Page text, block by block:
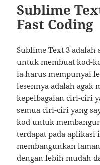
Sublime
Fast Coding
Sublime Text 3 adalah
untuk membuat kod-
ia harus mempunyai
lesennya adalah agak
kepelbagaian ciri-ciri
semua ciri-ciri yang
kod untuk
terdapat pada
membangunkan
dengan lebih mudah